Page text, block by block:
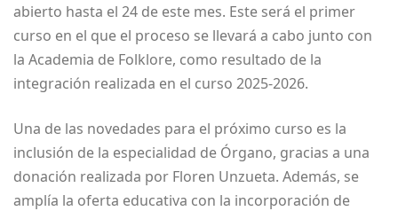
abierto hasta el 24 de este mes. Este será el primer
curso en el que el proceso se llevará a cabo junto con
la Academia de Folklore, como resultado de la
integración realizada en el curso 2025-2026.
Una de las novedades para el próximo curso es la
inclusión de la especialidad de Órgano, gracias a una
donación realizada por Floren Unzueta. Además, se
amplía la oferta educativa con la incorporación de